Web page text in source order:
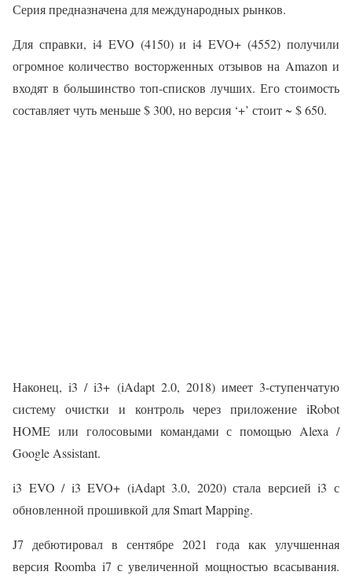
Серия предназначена для международных рынков.
Для справки, i4 EVO (4150) и i4 EVO+ (4552) получили
огромное количество восторженных отзывов на Amazon и
входят в большинство топ-списков лучших. Его стоимость
составляет чуть меньше $ 300, но версия ‘+’ стоит ~ $ 650.
Наконец, i3 / i3+ (iAdapt 2.0, 2018) имеет 3-ступенчатую
систему очистки и контроль через приложение iRobot
HOME или голосовыми командами с помощью Alexa /
Google Assistant.
i3 EVO / i3 EVO+ (iAdapt 3.0, 2020) стала версией i3 с
обновленной прошивкой для Smart Mapping.
J7 дебютировал в сентябре 2021 года как улучшенная
версия Roomba i7 с увеличенной мощностью всасывания.